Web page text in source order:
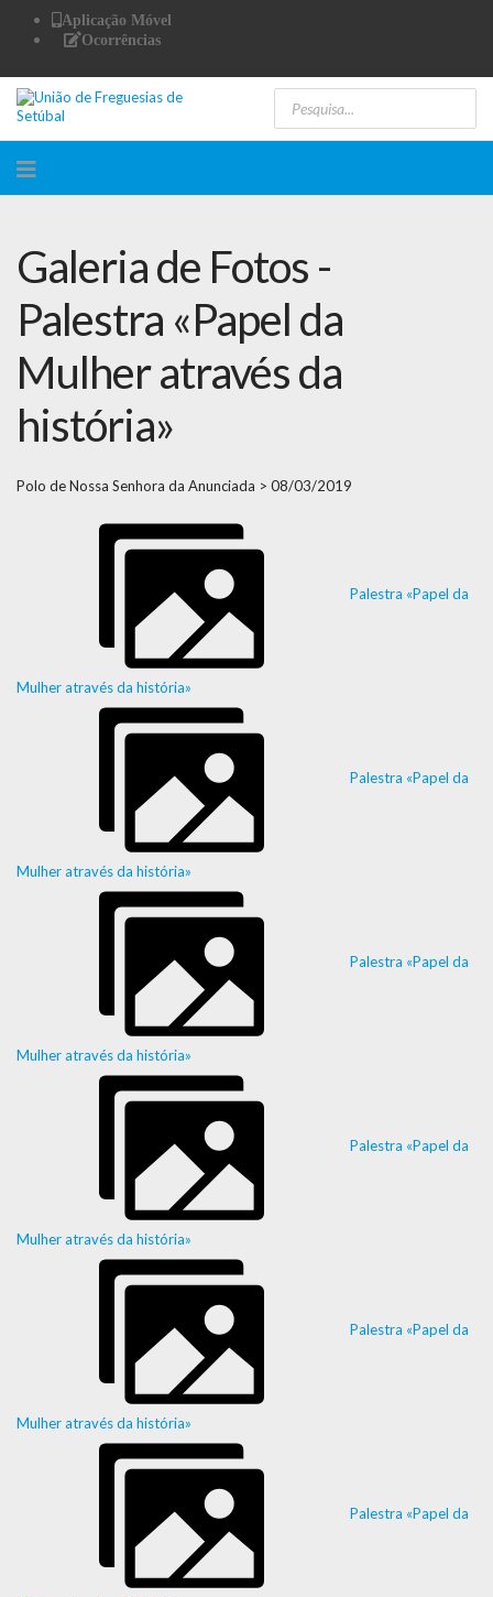
Aplicação Móvel
Ocorrências
Galeria de Fotos -
Palestra «Papel da
Mulher através da
história»
Polo de Nossa Senhora da Anunciada > 08/03/2019
Palestra «Papel da
Mulher através da história»
Palestra «Papel da
Mulher através da história»
Palestra «Papel da
Mulher através da história»
Palestra «Papel da
Mulher através da história»
Palestra «Papel da
Mulher através da história»
Palestra «Papel da